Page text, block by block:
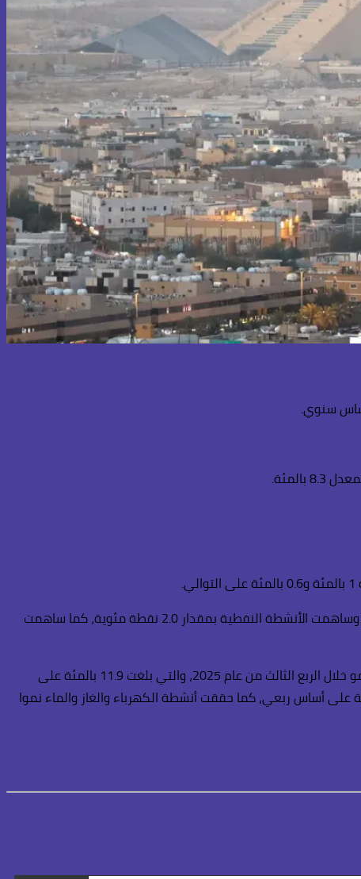
وأضافت أن الأنشطة غير النفطية تعد المساهم الرئيس في نمو الناتج المحلي الإجمالي الحقيقي، حيث ساهمت بمقدار 2.4 نقطة مئوية، وساهمت الأنشطة النفطية بمقدار 2.0 نقطة مئوية، كما ساهمت
وأشارت إلى أن جميع الأنشطة الاقتصادية حققت معدلات نمو إيجابية على أساس سنوي، حيث سجلت أنشطة تكرير الزيت أعلى معدلات النمو خلال الربع الثالث من عام 2025، والتي بلغت 11.9 بالمئة على
بالمئة على أساس ربعي، تليها أنشطة الزيت الخام والغاز الطبيعي بنمو بلغ 7.3 بالمئة على أساس سنوي، و 3.2 بالمئة على أساس ربعي، كما حققت أنشطة الكهرباء والغاز والماء نموا